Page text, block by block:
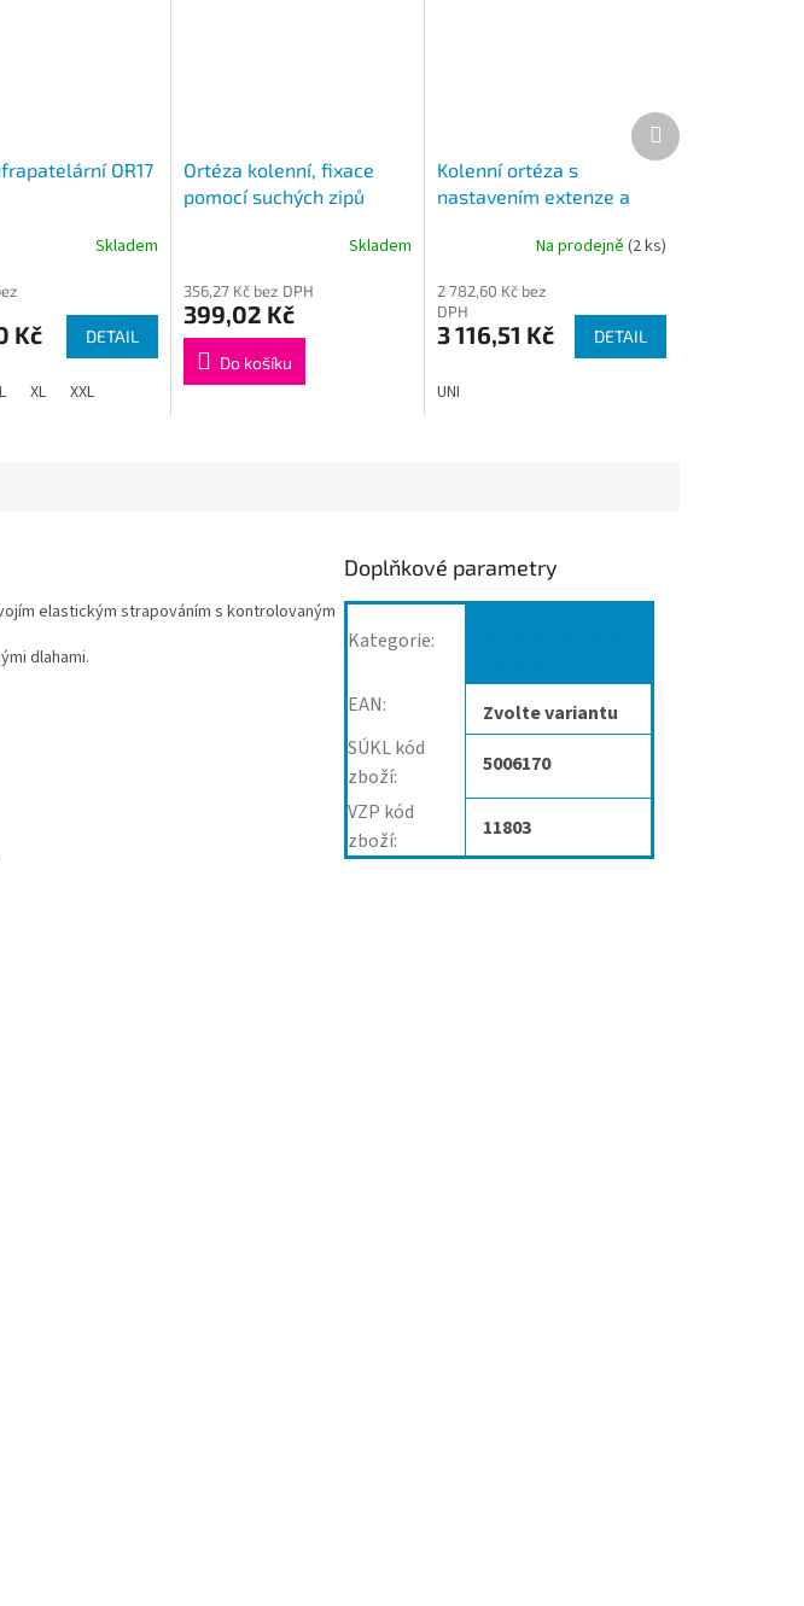
5XL
OR17
Skladem
Kč DETAIL
L XL XXL
Ortéza kolenní, fixace
pomocí suchých zipů
produktu
je
4,3
5
Skladem
356,27 Kč bez DPH
399,02 Kč
Do košíku
Kolenní ortéza s
nastavením extenze a
Na prodejně (2 ks)
2 782,60 Kč bez
DPH
3 116,51 Kč DETAIL
UNI
Další
produkt
elastickým strapováním s kontrolovaným
dlahami.
Doplňkové parametry
Kategorie:
EAN:
Zvolte variantu
SÚKL kód
zboží:
5006170
VZP kód
zboží: 11803